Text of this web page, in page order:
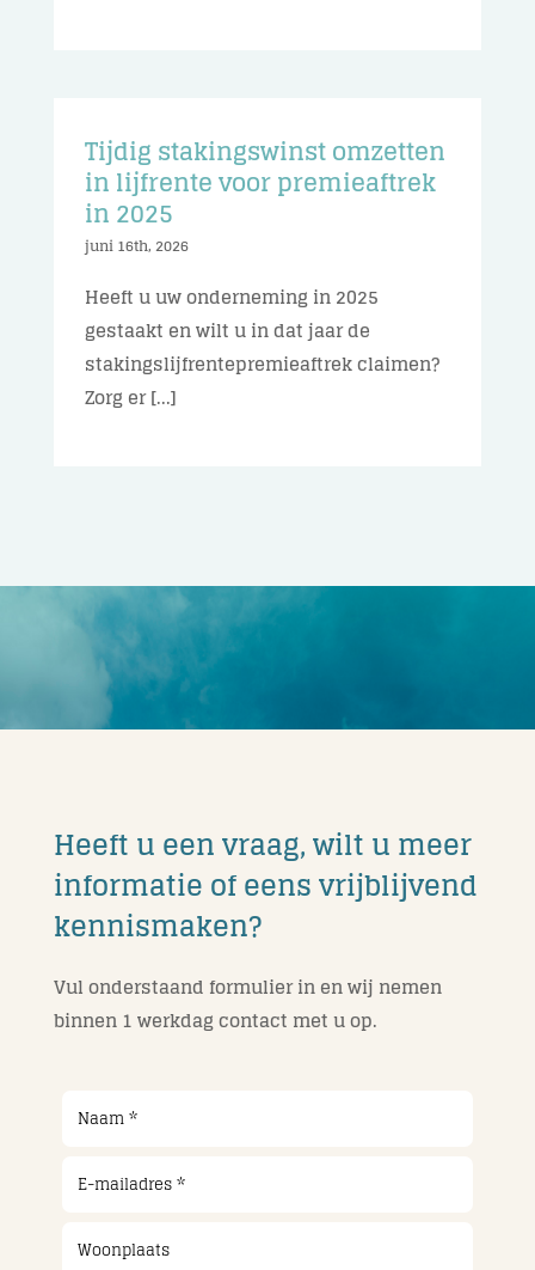
Tijdig stakingswinst omzetten
in lijfrente voor premieaftrek
in 2025
juni 16th, 2026
Heeft u uw onderneming in 2025
gestaakt en wilt u in dat jaar de
stakingslijfrentepremieaftrek claimen?
Zorg er [...]
Heeft u een vraag, wilt u meer
informatie of eens vrijblijvend
kennismaken?
Vul onderstaand formulier in en wij nemen
binnen 1 werkdag contact met u op.